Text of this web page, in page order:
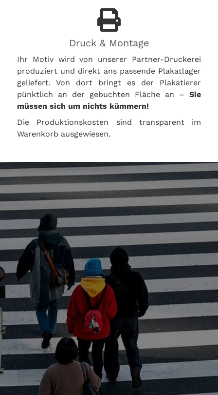
Druck & Montage
Ihr Motiv wird von unserer Partner-Druckerei
produziert und direkt ans passende Plakatlager
geliefert. Von dort bringt es der Plakatierer
pünktlich an der gebuchten Fläche an – Sie
müssen sich um nichts kümmern!
Die Produktionskosten sind transparent im
Warenkorb ausgewiesen.